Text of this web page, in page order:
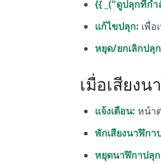
{{ _("ดูปลุกที่ก
แก้ไขปลุก: เพื่
หยุด/ยกเลิกปลุ
เมื่อเสียง
แจ้งเตือน: หน้า
พักเสียงนาฬิกา
หยุดนาฬิกาปลุ